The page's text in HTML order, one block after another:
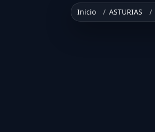
Inicio ASTURIAS